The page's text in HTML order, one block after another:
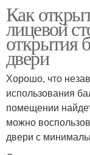
Как
лицевой
открытия
двери
Хорошо, что
использования
помещении
можно
двери с